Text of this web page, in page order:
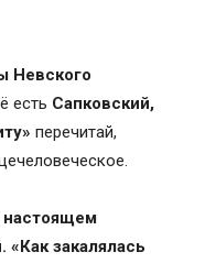
Невского
есть Сапковский,
перечитай,
настоящем
закалялась